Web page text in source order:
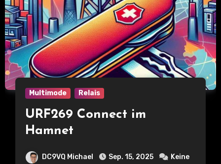
Multimode Relais
URF269 Connect im
Hamnet
DC9VQ Michael Sep. 15, 2025
Keine